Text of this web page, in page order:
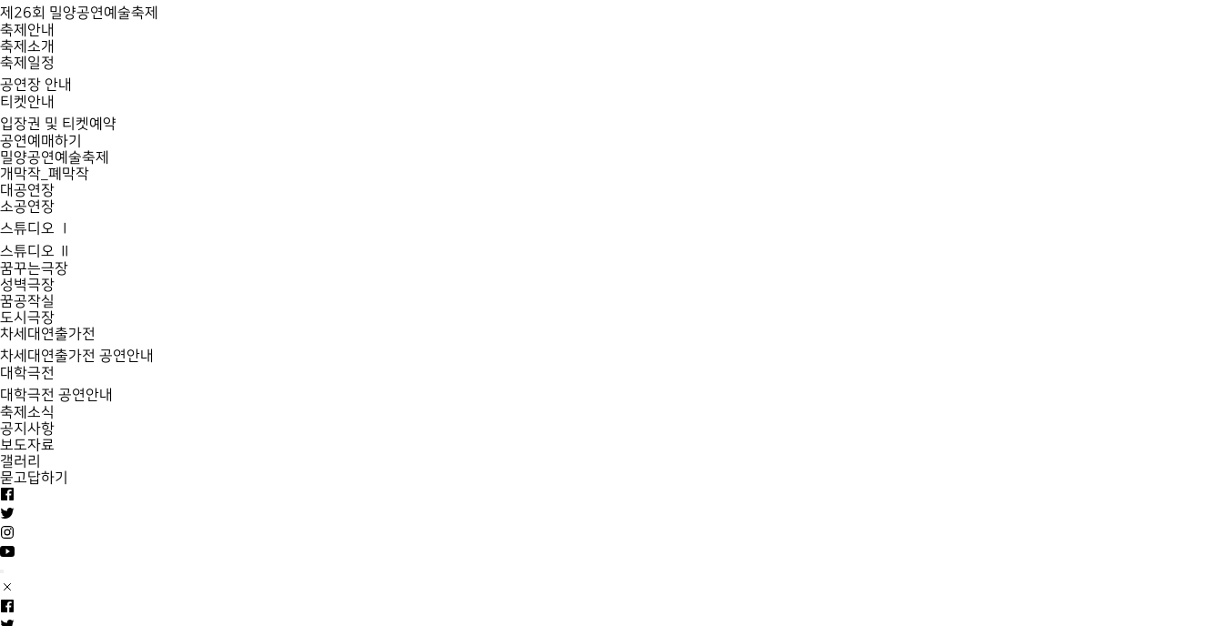
제26회 밀양공연예술축제
축제안내
축제소개
축제일정
공연장 안내
티켓안내
입장권 및 티켓예약
공연예매하기
밀양공연예술축제
개막작_폐막작
대공연장
소공연장
스튜디오 Ⅰ
스튜디오 Ⅱ
꿈꾸는극장
성벽극장
꿈공작실
도시극장
차세대연출가전
차세대연출가전 공연안내
대학극전
대학극전 공연안내
축제소식
공지사항
보도자료
갤러리
묻고답하기